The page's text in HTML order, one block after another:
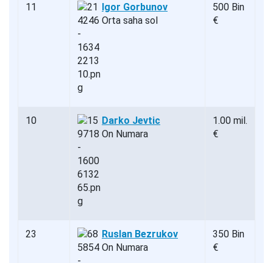
11
Igor Gorbunov
Orta saha sol
500 Bin
€
10
Darko Jevtic
On Numara
1.00 mil.
€
23
Ruslan Bezrukov
On Numara
350 Bin
€